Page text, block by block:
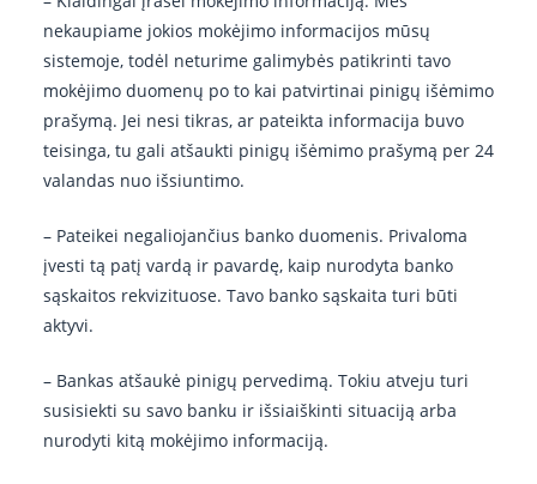
nekaupiame jokios mokėjimo informacijos mūsų
sistemoje, todėl neturime galimybės patikrinti tavo
mokėjimo duomenų po to kai patvirtinai pinigų išėmimo
prašymą. Jei nesi tikras, ar pateikta informacija buvo
teisinga, tu gali atšaukti pinigų išėmimo prašymą per 24
valandas nuo išsiuntimo.
– Pateikei negaliojančius banko duomenis. Privaloma
įvesti tą patį vardą ir pavardę, kaip nurodyta banko
sąskaitos rekvizituose. Tavo banko sąskaita turi būti
aktyvi.
– Bankas atšaukė pinigų pervedimą. Tokiu atveju turi
susisiekti su savo banku ir išsiaiškinti situaciją arba
nurodyti kitą mokėjimo informaciją.